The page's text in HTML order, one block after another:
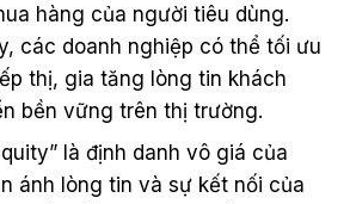
hàng của người tiêu dùng.
các doanh nghiệp có thể tối ưu
thị, gia tăng lòng tin khách
bền vững trên thị trường.
là định danh vô giá của
ánh lòng tin và sự kết nối của